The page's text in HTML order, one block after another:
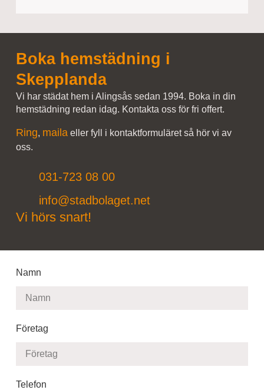
Boka hemstädning i
Skepplanda
Vi har städat hem i Alingsås sedan 1994. Boka in din
hemstädning redan idag. Kontakta oss för fri offert.
Ring, mailaeller fyll i kontaktformuläret så hör vi av
oss.
031-723 08 00
info@stadbolaget.net
Vi hörs snart!
Namn
Företag
Telefon